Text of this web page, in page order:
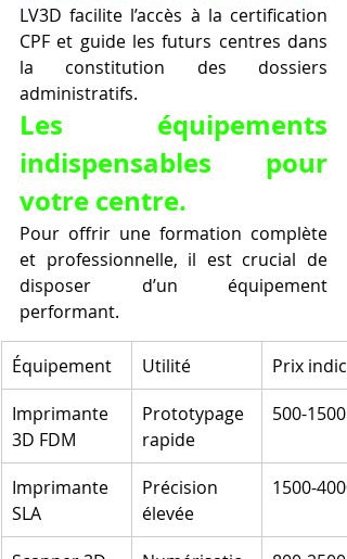
LV3D facilite l’accès à la certification
CPF et guide les futurs centres dans
la constitution des dossiers
administratifs.
Les équipements
indispensables pour
votre centre.
Pour offrir une formation complète
et professionnelle, il est crucial de
disposer d’un équipement
performant.
Équipement Utilité
Prix
Imprimante
3D FDM
Prototypage
rapide
500-1500 €
Imprimante
SLA
Précision
élevée
1500-